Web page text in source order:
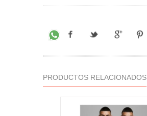
PRODUCTOS RELACIONADOS